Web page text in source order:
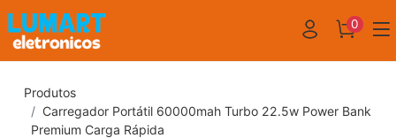
0
Produtos
Carregador Portátil 60000mah Turbo 22.5w Power Bank
Premium Carga Rápida